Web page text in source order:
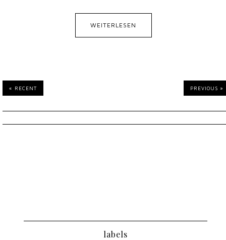
WEITERLESEN
« RECENT PREVIOUS »
labels